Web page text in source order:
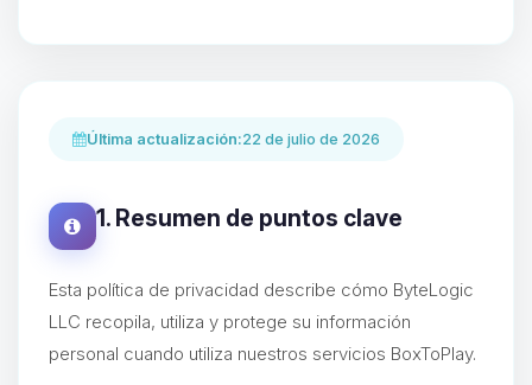
Última actualización:22 de julio de 2026
1. Resumen de puntos clave
Esta política de privacidad describe cómo ByteLogic
LLC recopila, utiliza y protege su información
personal cuando utiliza nuestros servicios BoxToPlay.